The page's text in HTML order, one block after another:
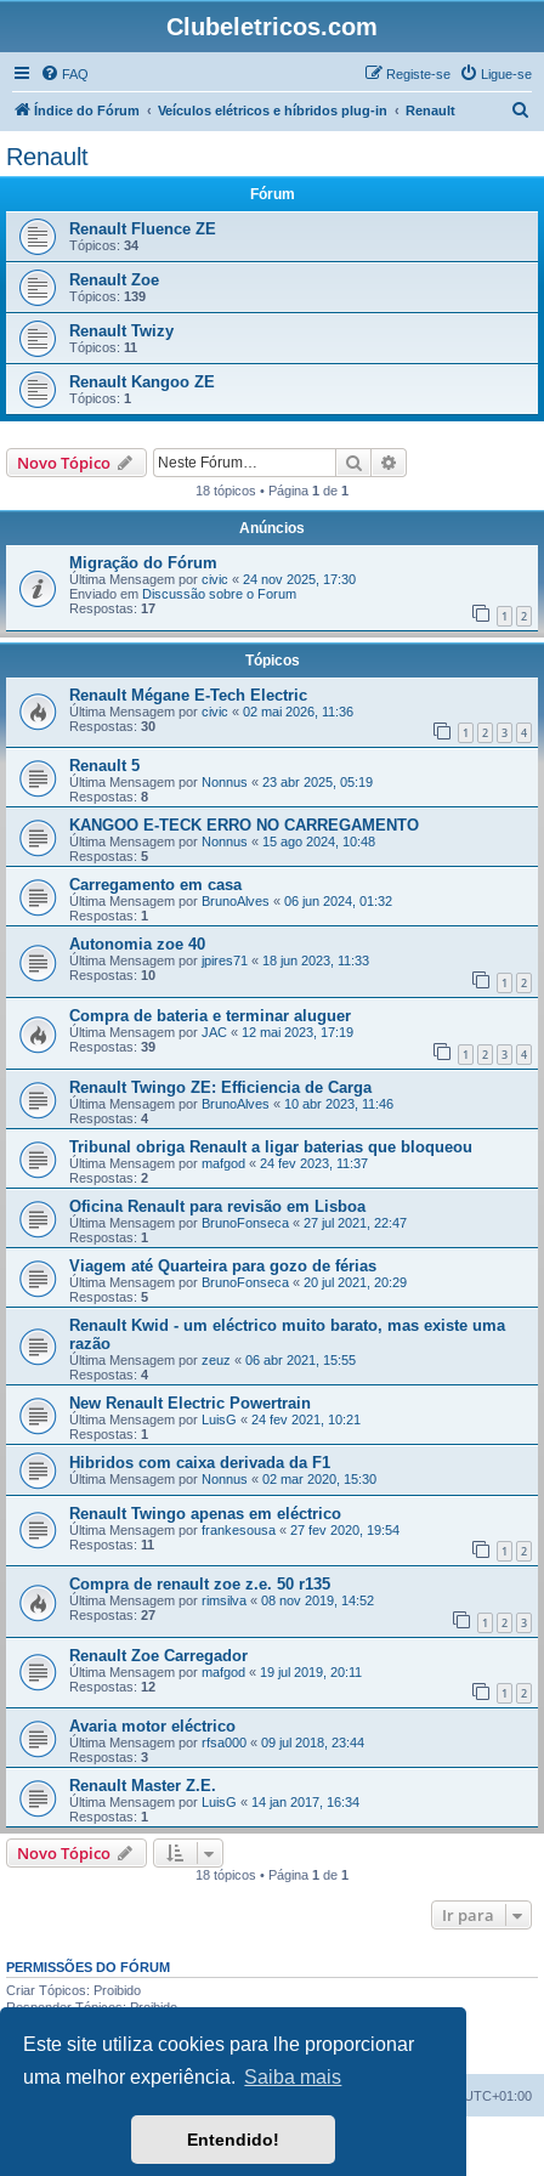
Este site utiliza cookies para lhe proporcionar
uma melhor experiência. Saiba mais
Entendido!
Clubeletricos.com
FAQ Ligue-se
Registe-se
Índice do Fórum Veículos elétricos e híbridos plug-in Renault
a
Renault
Fórum
Renault Fluence ZE
Tópicos: 34
Renault Zoe
Tópicos: 139
Renault Twizy
Tópicos: 11
Renault Kangoo ZE
Tópicos: 1
Novo Tópico Pesquisar
18 tópicos • Página 1 de 1
Anúncios
Migração do Fórum
Última Mensagem por civic « 24 nov 2025, 17:30
Enviado em Discussão sobre o Forum
Respostas: 17 1 2
Tópicos
Renault Mégane E-Tech Electric
Última Mensagem por civic « 02 mai 2026, 11:36
Respostas: 30 1 2 3 4
Renault 5
Última Mensagem por Nonnus « 23 abr 2025, 05:19
Respostas: 8
KANGOO E-TECK ERRO NO CARREGAMENTO
Última Mensagem por Nonnus « 15 ago 2024, 10:48
Respostas: 5
Carregamento em casa
Última Mensagem por BrunoAlves « 06 jun 2024, 01:32
Respostas: 1
Autonomia zoe 40
Última Mensagem por jpires71 « 18 jun 2023, 11:33
Respostas: 10 1 2
Compra de bateria e terminar aluguer
Última Mensagem por JAC « 12 mai 2023, 17:19
Respostas: 39 1 2 3 4
Renault Twingo ZE: Efficiencia de Carga
Última Mensagem por BrunoAlves « 10 abr 2023, 11:46
Respostas: 4
Tribunal obriga Renault a ligar baterias que bloqueou
Última Mensagem por mafgod « 24 fev 2023, 11:37
Respostas: 2
Oficina Renault para revisão em Lisboa
Última Mensagem por BrunoFonseca « 27 jul 2021, 22:47
Respostas: 1
Viagem até Quarteira para gozo de férias
Última Mensagem por BrunoFonseca « 20 jul 2021, 20:29
Respostas: 5
Renault Kwid - um eléctrico muito barato, mas existe uma
razão
Última Mensagem por zeuz « 06 abr 2021, 15:55
Respostas: 4
New Renault Electric Powertrain
Última Mensagem por LuisG « 24 fev 2021, 10:21
Respostas: 1
Hibridos com caixa derivada da F1
Última Mensagem por Nonnus « 02 mar 2020, 15:30
Renault Twingo apenas em eléctrico
Última Mensagem por frankesousa « 27 fev 2020, 19:54
Respostas: 11 1 2
Compra de renault zoe z.e. 50 r135
Última Mensagem por rimsilva « 08 nov 2019, 14:52
Respostas: 27 1 2 3
Renault Zoe Carregador
Última Mensagem por mafgod « 19 jul 2019, 20:11
Respostas: 12 1 2
Avaria motor eléctrico
Última Mensagem por rfsa000 « 09 jul 2018, 23:44
Respostas: 3
Renault Master Z.E.
Última Mensagem por LuisG « 14 jan 2017, 16:34
Respostas: 1
Novo Tópico
18 tópicos • Página 1 de 1
Ir para
PERMISSÕES DO FÓRUM
Criar Tópicos: Proibido
Responder Tópicos: Proibido
Apagar Mensagens: Proibido
UTC+01:00
Desenvolvido porphpBB® Forum Software © phpBB Limited
phpBB Portugal